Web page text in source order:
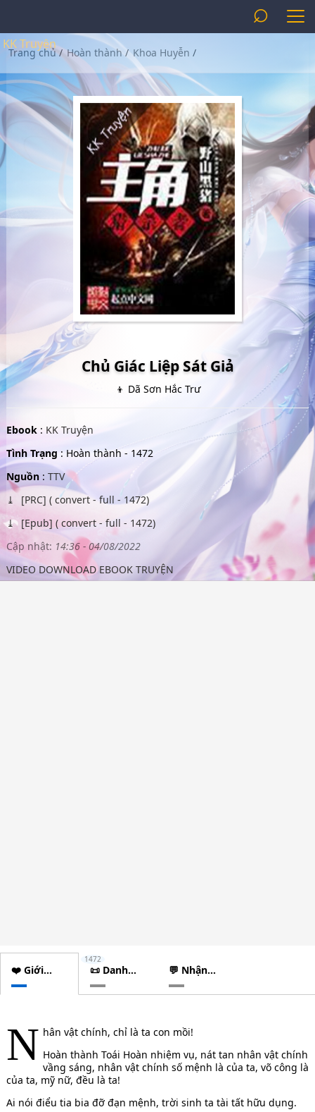
KK Truyện
⌕
Trang chủ/ Hoàn thành/ Khoa Huyễn /
Chủ Giác Liệp Sát Giả
👦 Dã Sơn Hắc Trư
Ebook : KK Truyện
Tình Trạng : Hoàn thành - 1472
Nguồn: TTV
[PRC] ( convert - full - 1472)
[Epub] ( convert - full - 1472)
Cập nhật: 14:36 - 04/08/2022
VIDEO DOWNLOAD EBOOK TRUYỆN
❤️ Giới
thiệu
📜 Danh
sách
chương
1472
💬 Nhận
xét
N hân vật chính, chỉ là ta con mồi!
Hoàn thành Toái Hoàn nhiệm vụ, nát tan nhân vật chính
vầng sáng, nhân vật chính số mệnh là của ta, võ công là
của ta, mỹ nữ, đều là ta!
Ai nói điểu tia bia đỡ đạn mệnh, trời sinh ta tài tất hữu dụng.